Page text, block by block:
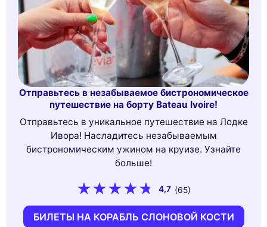
Отправьтесь в незабываемое бистрономическое
путешествие на борту Bateau Ivoire!
Отправьтесь в уникальное путешествие на Лодке
Ивора! Насладитесь незабываемым
бистрономическим ужином на круизе. Узнайте
больше!
4,7 (65)
БИЛЕТЫ НА КОРАБЛЬ СЛОНОВОЙ КОСТИ